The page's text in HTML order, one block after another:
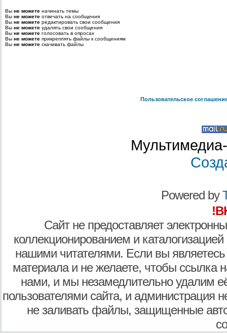
Вы не можете начинать темы
Вы не можете отвечать на сообщения
Вы не можете редактировать свои сообщения
Вы не можете удалять свои сообщения
Вы не можете голосовать в опросах
Вы не можете прикреплять файлы к сообщениям
Вы не можете скачивать файлы
Пользовательское
Powered by
Сайт не предоставляет
коллекционированием и
нашими читателями. Если вы являетесь
материала и не желаете, чтобы ссылка
нами, и мы незамедлительно удалим
пользователями сайта, и администрация
не заливать файлы, защищенные